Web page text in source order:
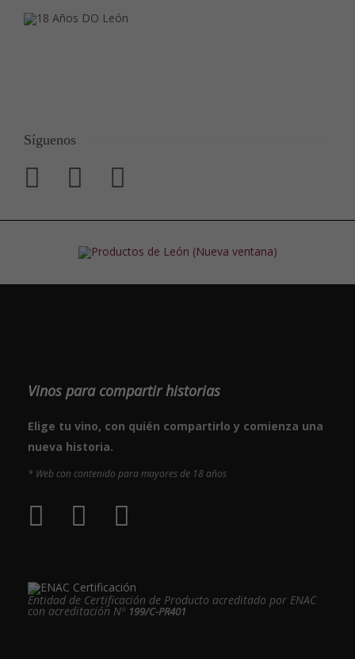
Síguenos
Vinos para compartir historias
Elige tu vino, con quién compartirlo y comienza una
nueva historia.
* Web con contenido para mayores de 18 años
Entidad de Certificación de Producto acreditado por ENAC
con acreditación Nº 199/C-PR401